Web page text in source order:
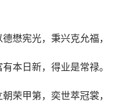
懋宪光，秉兴克允福，
本日新，得业是常禄。
荣甲第，奕世萃冠裳，